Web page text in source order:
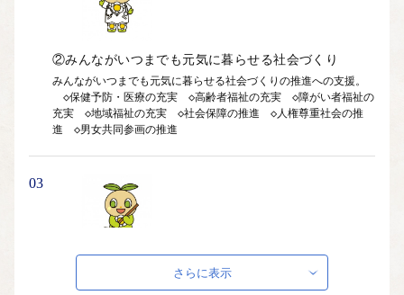
◆大自然を肌で感じるハイキングコース
度会山地とよばれる山々では、大自然に癒されながら楽しめる
たくさんあり、山頂からの大パノラマは絶景です。
＊ ＊ ＊
豊かな自然に恵まれた度会町には、自慢の特産品がいっぱいで
旬の品など随時更新していきます。
控えさせていただきますのでご理解をお願いします。
②みんながいつまでも元気に暮らせる社会づくり
みんながいつまでも元気に暮らせる社会づくりの推進への支援。
◇保健予防・医療の充実　◇高齢者福祉の充実　◇障がい者福祉の
充実　◇地域福祉の充実　◇社会保障の推進　◇人権尊重社会の推
進　◇男女共同参画の推進
03
③安心して暮らせる、安全と憩いの住環境づくり
さらに表示